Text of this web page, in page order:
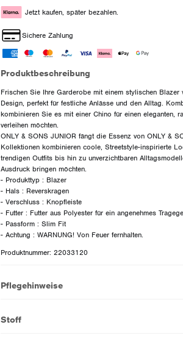
Jetzt kaufen, später bezahlen.
Sichere Zahlung
Produktbeschreibung
Frischen Sie Ihre Garderobe mit einem stylischen
Design, perfekt für festliche Anlässe und den Alltag.
kombinieren Sie es mit einer Chino für einen eleganten,
verleihen möchten.
ONLY & SONS JUNIOR fängt die Essenz von ONLY &
Kollektionen kombinieren coole, Streetstyle-inspirierte
trendigen Outfits bis hin zu unverzichtbaren
Ausdruck bringen möchten.
- Produkttyp : Blazer
- Hals : Reverskragen
- Verschluss : Knopfleiste
- Futter : Futter aus Polyester für ein angenehmes
- Passform : Slim Fit
Produktnummer: 22033120
Pflegehinweise
Stoff